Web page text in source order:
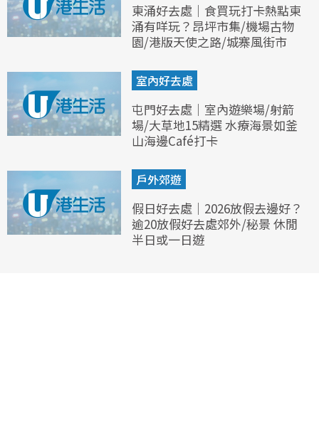
東涌好去處｜食買玩打卡熱點東
涌有咩玩？昂坪市集/機場古物
園/港版天使之路/城寨風街市
室內好去處
屯門好去處｜室內遊樂場/射箭
場/大草地15精選 水療海景如釜
山海邊Café打卡
戶外郊遊
假日好去處｜2026放假去邊好？
逾20放假好去處郊外/秘景 休閒
半日或一日遊